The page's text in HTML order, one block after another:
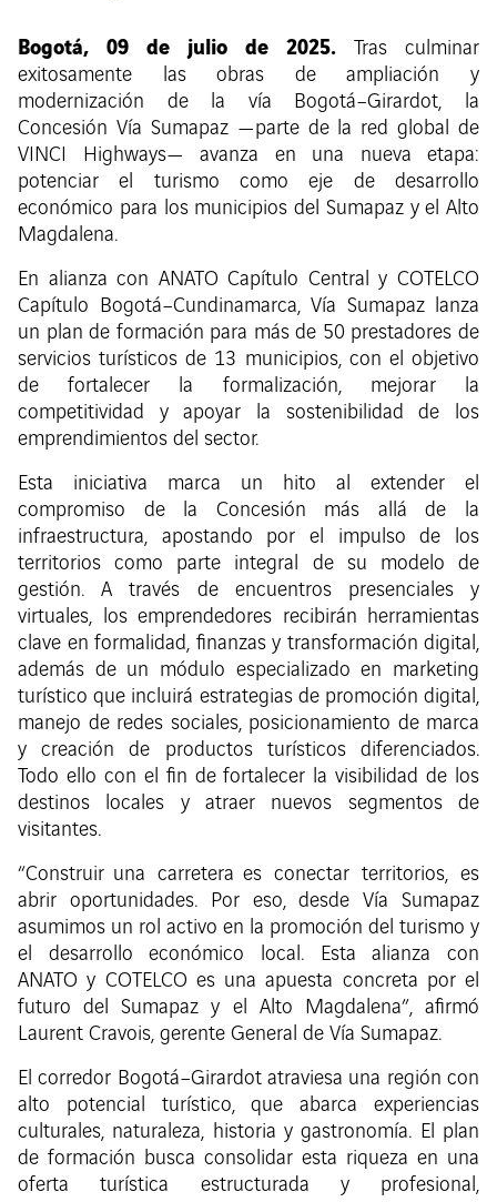
Bogotá, 09 de julio de 2025. Tras culminar
exitosamente las obras de ampliación y
modernización de la vía Bogotá–Girardot, la
Concesión Vía Sumapaz —parte de la red global de
VINCI Highways— avanza en una nueva etapa:
potenciar el turismo como eje de desarrollo
económico para los municipios del Sumapaz y el Alto
Magdalena.
En alianza con ANATO Capítulo Central y COTELCO
Capítulo Bogotá–Cundinamarca, Vía Sumapaz lanza
un plan de formación para más de 50 prestadores de
servicios turísticos de 13 municipios, con el objetivo
de fortalecer la formalización, mejorar la
competitividad y apoyar la sostenibilidad de los
emprendimientos del sector.
Esta iniciativa marca un hito al extender el
compromiso de la Concesión más allá de la
infraestructura, apostando por el impulso de los
territorios como parte integral de su modelo de
gestión. A través de encuentros presenciales y
virtuales, los emprendedores recibirán herramientas
clave en formalidad, finanzas y transformación digital,
además de un módulo especializado en marketing
turístico que incluirá estrategias de promoción digital,
manejo de redes sociales, posicionamiento de marca
y creación de productos turísticos diferenciados.
Todo ello con el fin de fortalecer la visibilidad de los
destinos locales y atraer nuevos segmentos de
visitantes.
“Construir una carretera es conectar territorios, es
abrir oportunidades. Por eso, desde Vía Sumapaz
asumimos un rol activo en la promoción del turismo y
el desarrollo económico local. Esta alianza con
ANATO y COTELCO es una apuesta concreta por el
futuro del Sumapaz y el Alto Magdalena”, afirmó
Laurent Cravois, gerente General de Vía Sumapaz.
El corredor Bogotá–Girardot atraviesa una región con
alto potencial turístico, que abarca experiencias
culturales, naturaleza, historia y gastronomía. El plan
de formación busca consolidar esta riqueza en una
oferta turística estructurada y profesional,